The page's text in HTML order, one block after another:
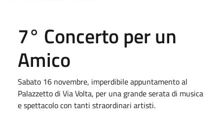
7° Concerto per un
Amico
Sabato 16 novembre, imperdibile appuntamento al
Palazzetto di Via Volta, per una grande serata di musica
e spettacolo con tanti straordinari artisti.